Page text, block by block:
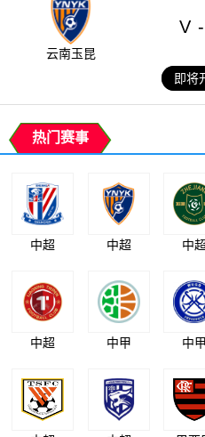
云南玉昆
V -
即将
热门赛事
中超 中超 中超
中超 中甲 中甲